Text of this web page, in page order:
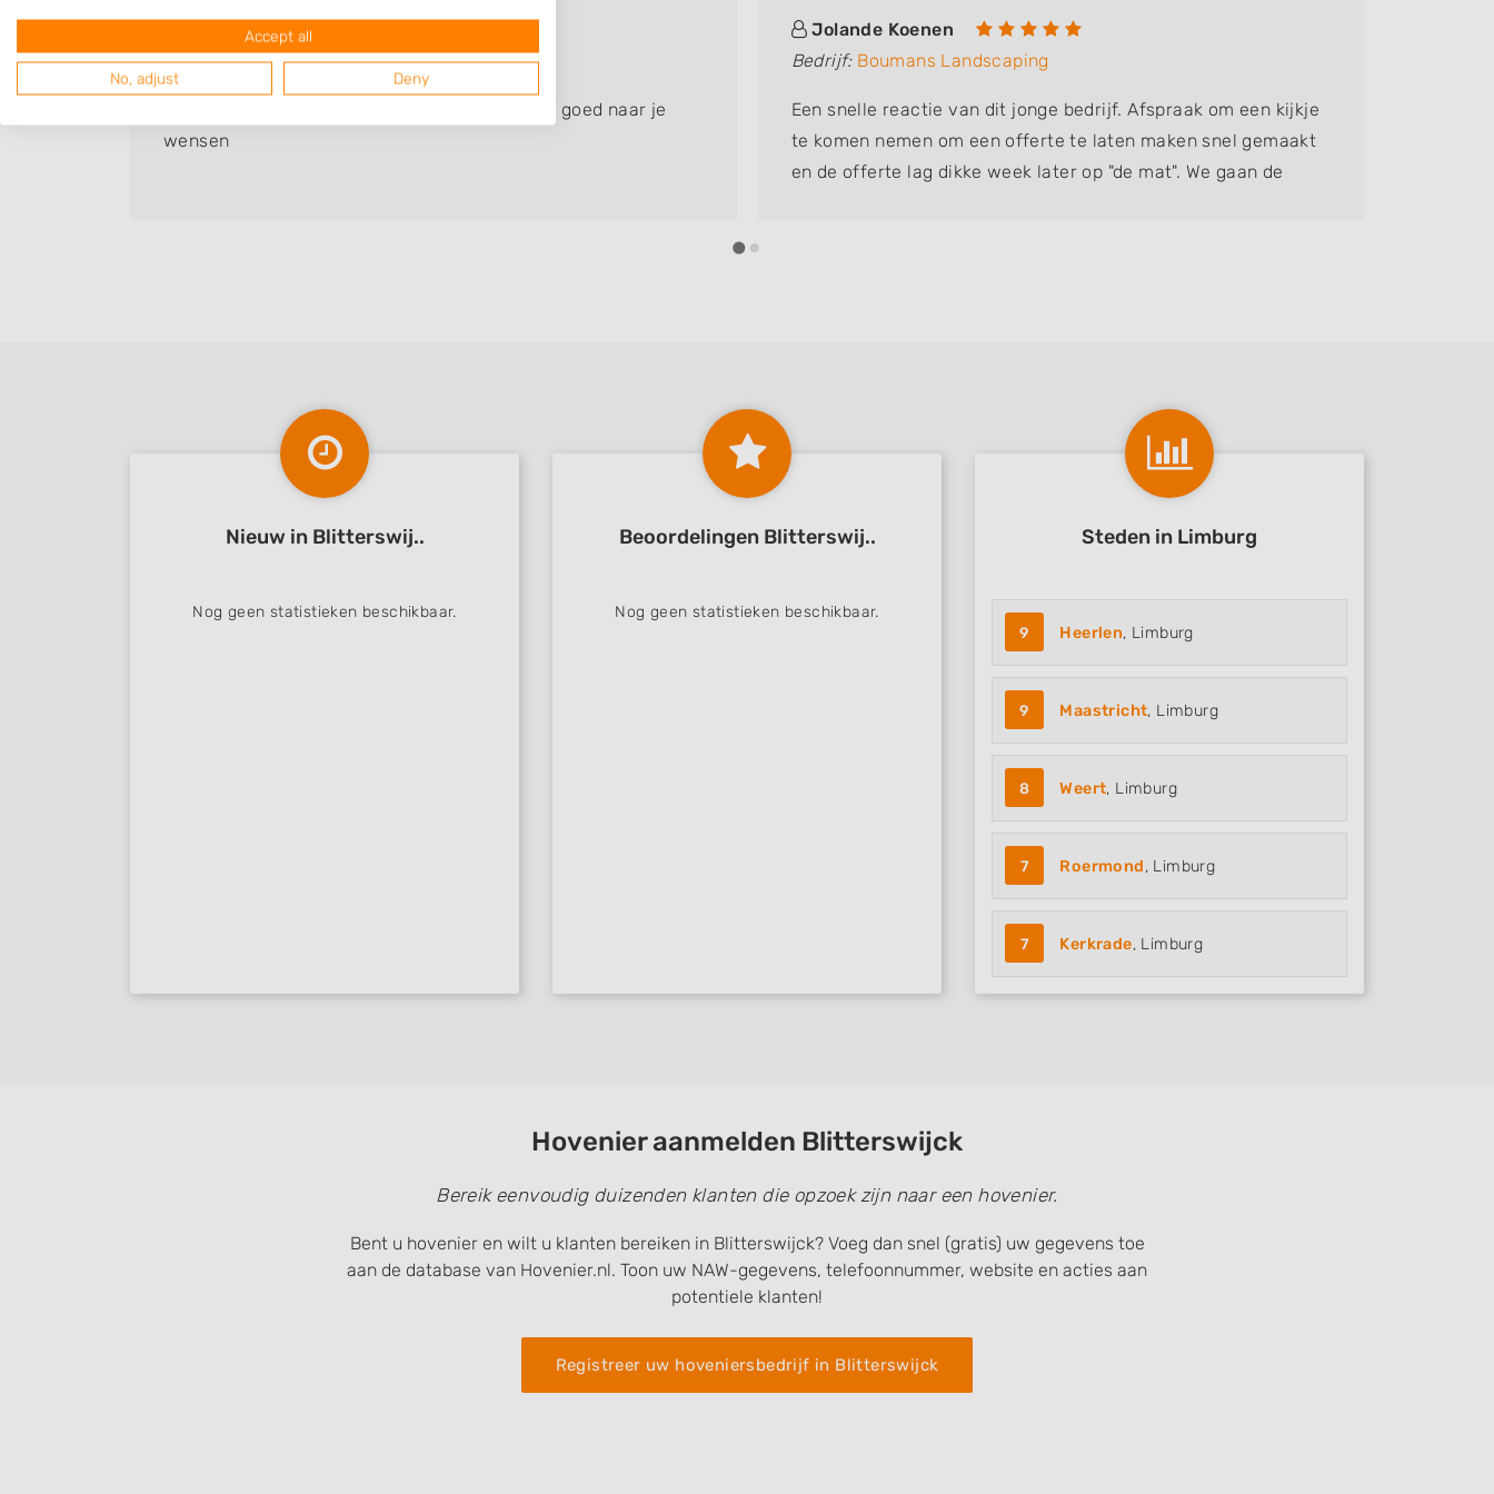
Bedrijf: KW-Tuinen
Super mooi en professioneel bedrijf. Luisteren goed naar je
wensen
Jolande Koenen
Bedrijf: Boumans Landscaping
Een snelle reactie van dit jonge bedrijf. Afspraak om een kijkje
te komen nemen om een offerte te laten maken snel gemaakt
en de offerte lag dikke week later op "de mat". We gaan de
Nieuw in Blitterswij..
Nog geen statistieken beschikbaar.
Beoordelingen Blitterswij..
Nog geen statistieken beschikbaar.
Steden in Limburg
9 Heerlen, Limburg
9 Maastricht, Limburg
8 Weert, Limburg
7 Roermond, Limburg
7 Kerkrade, Limburg
Hovenier aanmelden Blitterswijck
Bereik eenvoudig duizenden klanten die opzoek zijn naar een hovenier.
Bent u hovenier en wilt u klanten bereiken in Blitterswijck? Voeg dan snel (gratis) uw gegevens toe
aan de database van Hovenier.nl. Toon uw NAW-gegevens, telefoonnummer, website en acties aan
potentiele klanten!
Registreer uw hoveniersbedrijf in Blitterswijck
Accept all
No, adjust Deny